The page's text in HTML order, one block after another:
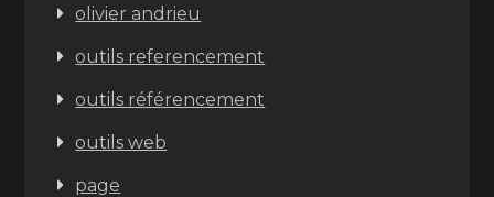
olivier andrieu
outils referencement
outils référencement
outils web
page